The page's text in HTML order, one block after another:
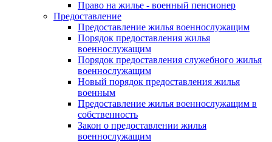
Право на жилье - военный пенсионер
Предоставление
Предоставление жилья военнослужащим
Порядок предоставления жилья
военнослужащим
Порядок предоставления служебного жилья
военнослужащим
Новый порядок предоставления жилья
военным
Предоставление жилья военнослужащим в
собственность
Закон о предоставлении жилья
военнослужащим